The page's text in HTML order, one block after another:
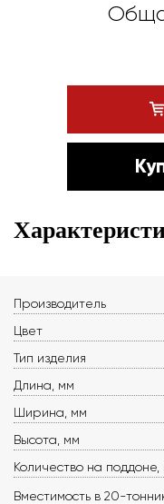
Производитель
Цвет
Тип изделия
Длина, мм
Ширина, мм
Высота, мм
Количество на поддоне,
Вместимость в 20-